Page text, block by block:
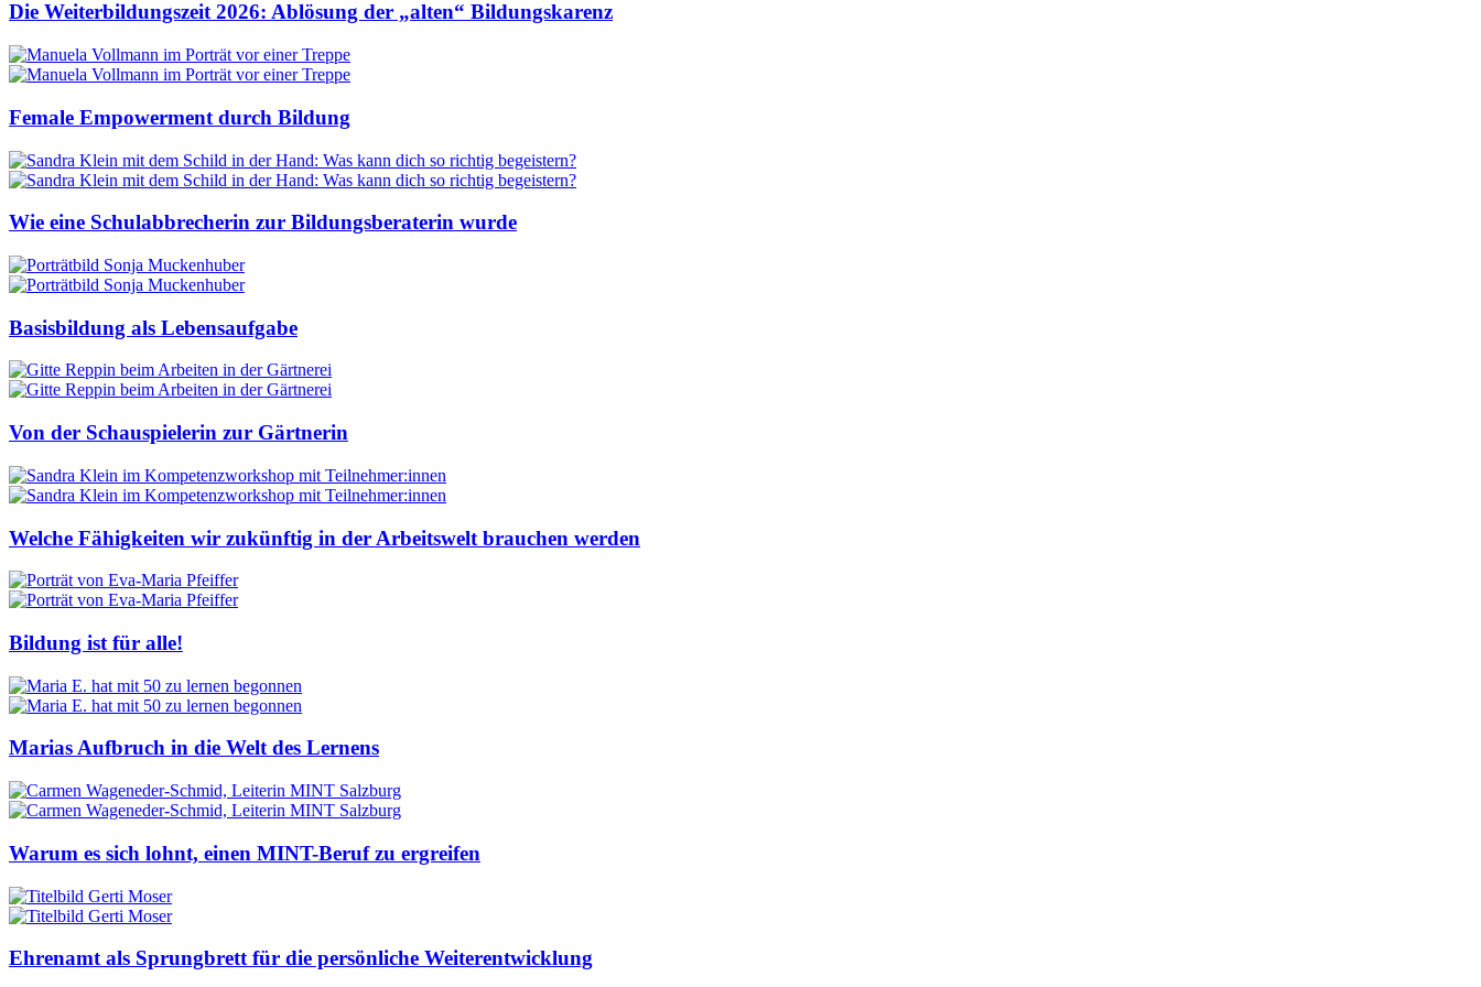
Die Weiterbildungszeit 2026: Ablösung der „alten“ Bildungskarenz
Female Empowerment durch Bildung
Wie eine Schulabbrecherin zur Bildungsberaterin wurde
Basisbildung als Lebensaufgabe
Von der Schauspielerin zur Gärtnerin
Welche Fähigkeiten wir zukünftig in der Arbeitswelt brauchen werden
Bildung ist für alle!
Marias Aufbruch in die Welt des Lernens
Warum es sich lohnt, einen MINT-Beruf zu ergreifen
Ehrenamt als Sprungbrett für die persönliche Weiterentwicklung